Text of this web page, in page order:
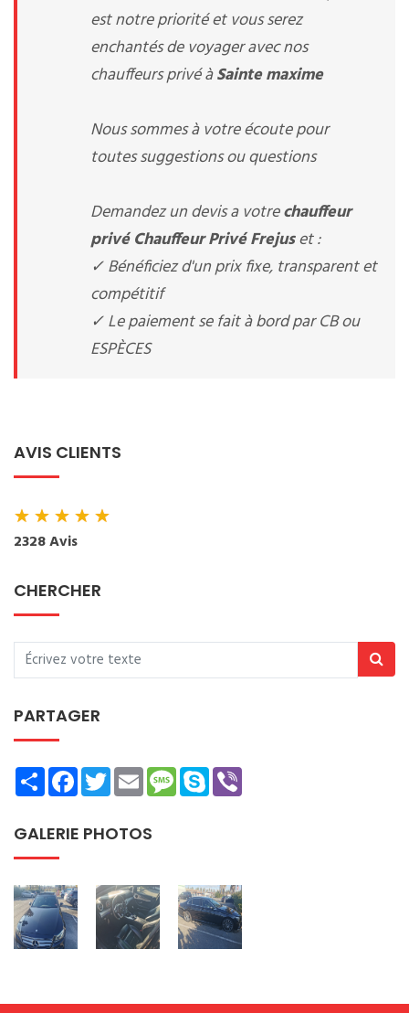
est notre priorité et vous serez
enchantés de voyager avec nos
chauffeurs privé àSainte maxime
Nous sommes à votre écoute pour
toutes suggestions ou questions
Demandez un devis a votrechauffeur
privé Chauffeur Privé Frejuset :
✓ Bénéficiez d'un prix fixe, transparent et
compétitif
✓ Le paiement se fait à bord par CB ou
ESPÈCES
AVIS CLIENTS
★★★★★
2328 Avis
CHERCHER
PARTAGER
ShareFacebookTwitterEmailMessage
Skype
GALERIE PHOTOS